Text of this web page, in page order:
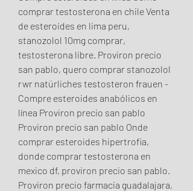
comprar testosterona en chile Venta
de esteroides en lima peru,
stanozolol 10mg comprar,
testosterona libre. Proviron precio
san pablo, quero comprar stanozolol
rwr natürliches testosteron frauen -
Compre esteroides anabólicos en
línea Proviron precio san pablo
Proviron precio san pablo Onde
comprar esteroides hipertrofia,
donde comprar testosterona en
mexico df, proviron precio san pablo.
Proviron precio farmacia guadalajara,